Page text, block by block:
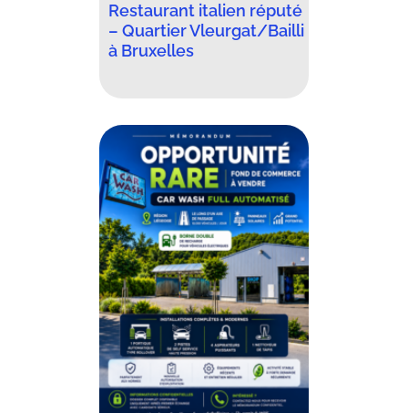
Restaurant italien réputé
– Quartier Vleurgat/Bailli
à Bruxelles